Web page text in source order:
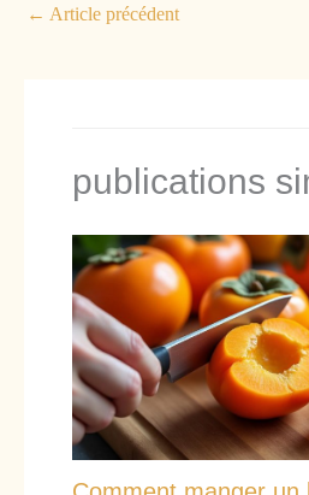
← Article précédent
publications